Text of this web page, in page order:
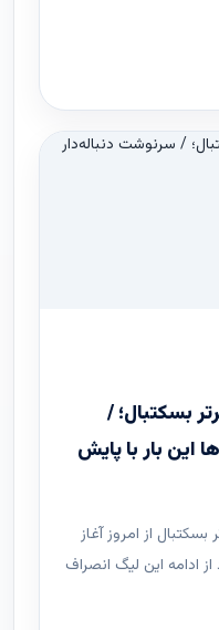
بسکتبال؛ /
این بار با پایش
از امروز آغاز
ادامه این لیگ انصراف